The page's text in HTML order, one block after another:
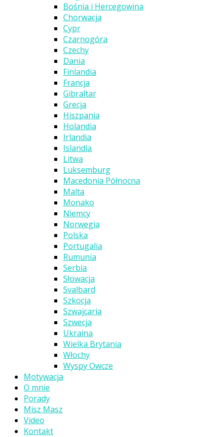
Bośnia i Hercegowina
Chorwacja
Cypr
Czarnogóra
Czechy
Dania
Finlandia
Francja
Gibraltar
Grecja
Hiszpania
Holandia
Irlandia
Islandia
Litwa
Luksemburg
Macedonia Północna
Malta
Monako
Niemcy
Norwegia
Polska
Portugalia
Rumunia
Serbia
Słowacja
Svalbard
Szkocja
Szwajcaria
Szwecja
Ukraina
Wielka Brytania
Włochy
Wyspy Owcze
Motywacja
O mnie
Porady
Misz Masz
Video
Kontakt